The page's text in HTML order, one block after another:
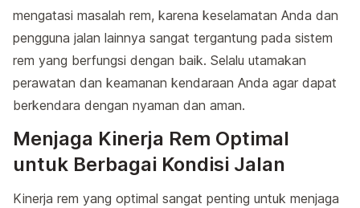
mengatasi masalah rem, karena keselamatan Anda dan
pengguna jalan lainnya sangat tergantung pada sistem
rem yang berfungsi dengan baik. Selalu utamakan
perawatan dan keamanan kendaraan Anda agar dapat
berkendara dengan nyaman dan aman.
Menjaga Kinerja Rem Optimal
untuk Berbagai Kondisi Jalan
Kinerja rem yang optimal sangat penting untuk menjaga